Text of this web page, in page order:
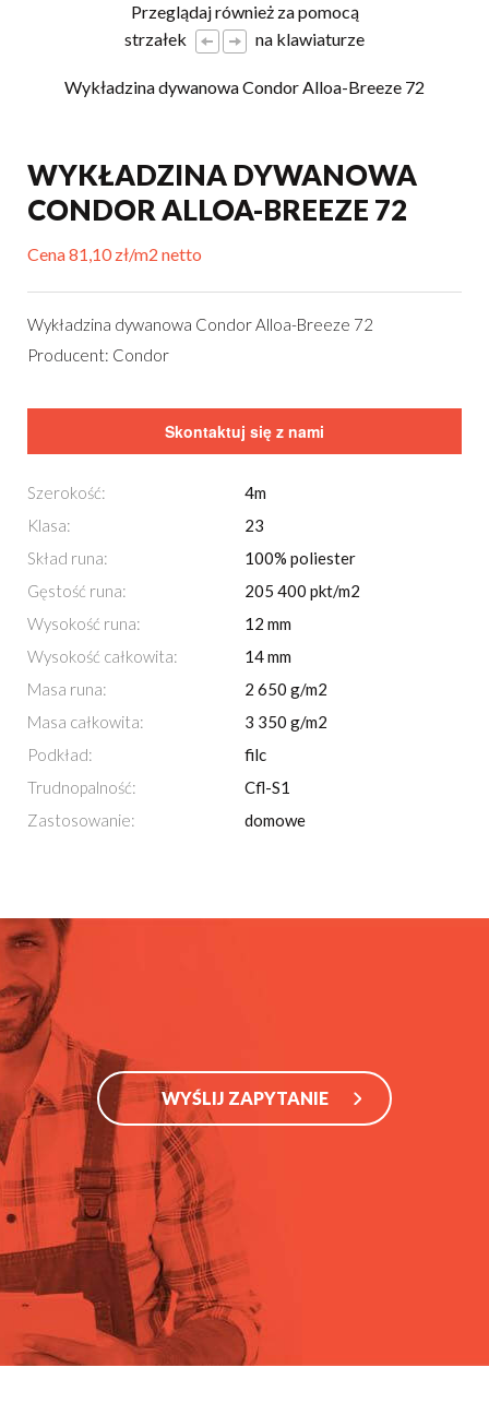
Przeglądaj również za pomocą
strzałek
na klawiaturze
Wykładzina dywanowa Condor Alloa-Breeze 72
WYKŁADZINA DYWANOWA
CONDOR ALLOA-BREEZE 72
Cena 81,10 zł/m2 netto
Wykładzina dywanowa Condor Alloa-Breeze 72
Producent: Condor
Skontaktuj się z nami
Szerokość:
4m
Klasa:
23
Skład runa:
100% poliester
Gęstość runa:
205 400 pkt/m2
Wysokość runa:
12 mm
Wysokość całkowita:
14 mm
Masa runa:
2 650 g/m2
Masa całkowita:
3 350 g/m2
Podkład:
filc
Trudnopalność:
Cfl-S1
Zastosowanie:
domowe
WYŚLIJ ZAPYTANIE